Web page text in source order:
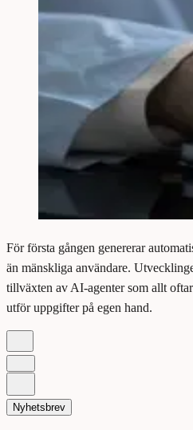
För första gången genererar
än mänskliga användare.
tillväxten av AI-agenter som allt
utför uppgifter på egen hand.
Nyhetsbrev